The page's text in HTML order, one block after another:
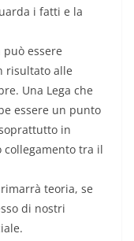
i fatti e la
essere
risultato alle
Una Lega che
essere un punto
in
collegamento tra il
teoria, se
di nostri